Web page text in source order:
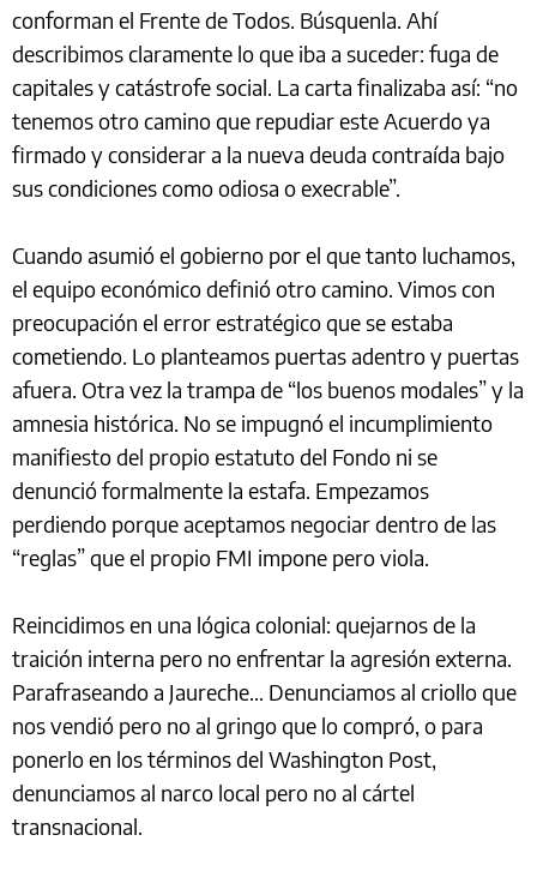
conforman el Frente de Todos. Búsquenla. Ahí
describimos claramente lo que iba a suceder: fuga de
capitales y catástrofe social. La carta finalizaba así: “no
tenemos otro camino que repudiar este Acuerdo ya
firmado y considerar a la nueva deuda contraída bajo
sus condiciones como odiosa o execrable”.
Cuando asumió el gobierno por el que tanto luchamos,
el equipo económico definió otro camino. Vimos con
preocupación el error estratégico que se estaba
cometiendo. Lo planteamos puertas adentro y puertas
afuera. Otra vez la trampa de “los buenos modales” y la
amnesia histórica. No se impugnó el incumplimiento
manifiesto del propio estatuto del Fondo ni se
denunció formalmente la estafa. Empezamos
perdiendo porque aceptamos negociar dentro de las
“reglas” que el propio FMI impone pero viola.
Reincidimos en una lógica colonial: quejarnos de la
traición interna pero no enfrentar la agresión externa.
Parafraseando a Jaureche… Denunciamos al criollo que
nos vendió pero no al gringo que lo compró, o para
ponerlo en los términos del Washington Post,
denunciamos al narco local pero no al cártel
transnacional.